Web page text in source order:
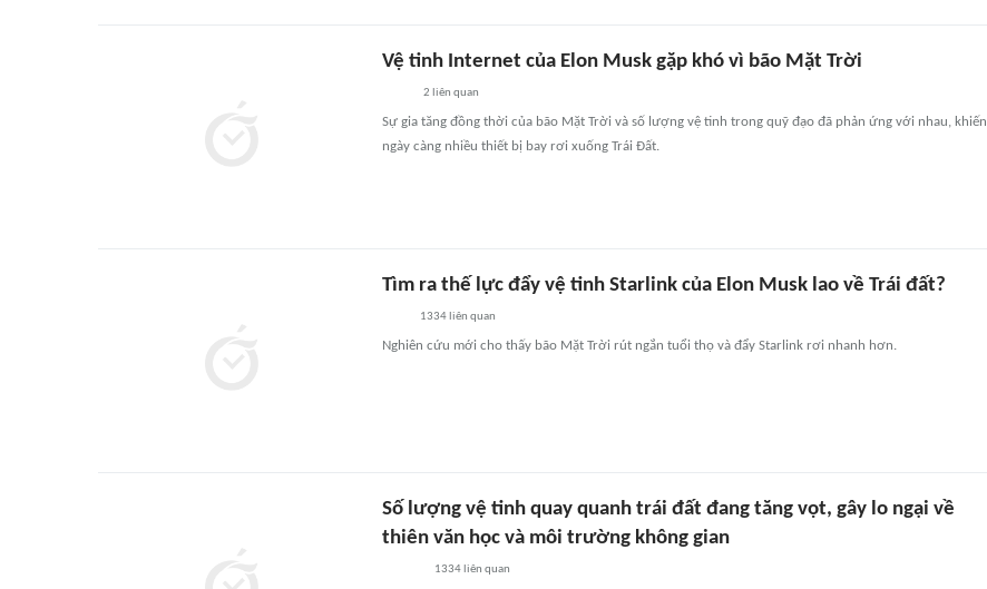
Vệ tinh Internet của Elon Musk gặp khó vì bão Mặt Trời
2 liên quan
Sự gia tăng đồng thời của bão Mặt Trời và số lượng vệ tinh trong quỹ đạo đã phản ứng với nhau, khiến
ngày càng nhiều thiết bị bay rơi xuống Trái Đất.
Tìm ra thế lực đẩy vệ tinh Starlink của Elon Musk lao về Trái đất?
1334liên quan
Nghiên cứu mới cho thấy bão Mặt Trời rút ngắn tuổi thọ và đẩy Starlink rơi nhanh hơn.
Số lượng vệ tinh quay quanh trái đất đang tăng vọt, gây lo ngại về
thiên văn học và môi trường không gian
1334liên quan